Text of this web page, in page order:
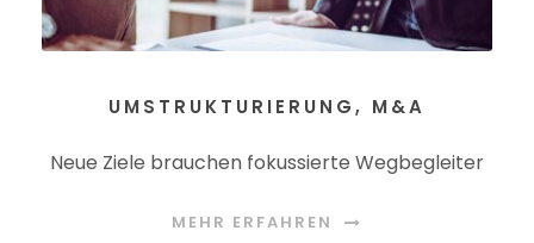
UMSTRUKTURIERUNG, M&A
Neue Ziele brauchen fokussierte Wegbegleiter
MEHR ERFAHREN